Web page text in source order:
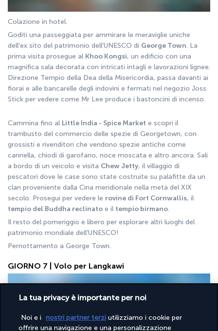
Colazione in hotel.
Goditi una passeggiata per ammirare le meraviglie uniche
dell'ex sito del patrimonio dell'UNESCO di George Town. La
prima visita prosegue al Khoo Kongsi, un edificio con una
magnifica sala decorata con intricati intagli e lavorazioni lignee.
Direzione Tempio della Dea della Misericordia, passa davanti ai
fiorai e alle bancarelle degli indovini e fermati nel negozio Joss
Stick per vedere come Mr Lee produce i bastoncini di incenso.
Cammina fino al Little India - Spice Market e scopri il
trambusto del commercio delle spezie di Georgetown, con
grossisti e rivenditori che vendono spezie antiche come
cannella, chiodi di garofano, noce moscata e altro ancora. Sali
a bordo di un veicolo e visita Chew Jetty, il villaggio di
pescatori dove le case sono state costruite su palafitte da un
clan proveniente dalla Cina meridionale nella metà del XIX
secolo. Prosegui per vedere le rovine di Fort Cornwallis
tempio del Buddha reclinato e il tempio birmano.
Il resto del pomeriggio è libero per esplorare altri luoghi del
patrimonio mondiale dell'UNESCO!
Pernottamento a George Town.
GIORNO 7 | Volo per Langkawi
La tua privacy è importante per noi
Noi e i nostri partner terzi utilizziamo i cookie per
offrire una navigazione e una personalizzazione